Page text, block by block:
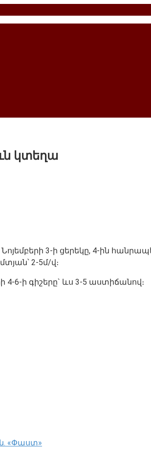
կտեղա
3-ի ցերեկը, 4-ին
2-5մ/վ։
4-6-ի գիշերը` ևս 3-5 աստիճանով։
«Փաստ»